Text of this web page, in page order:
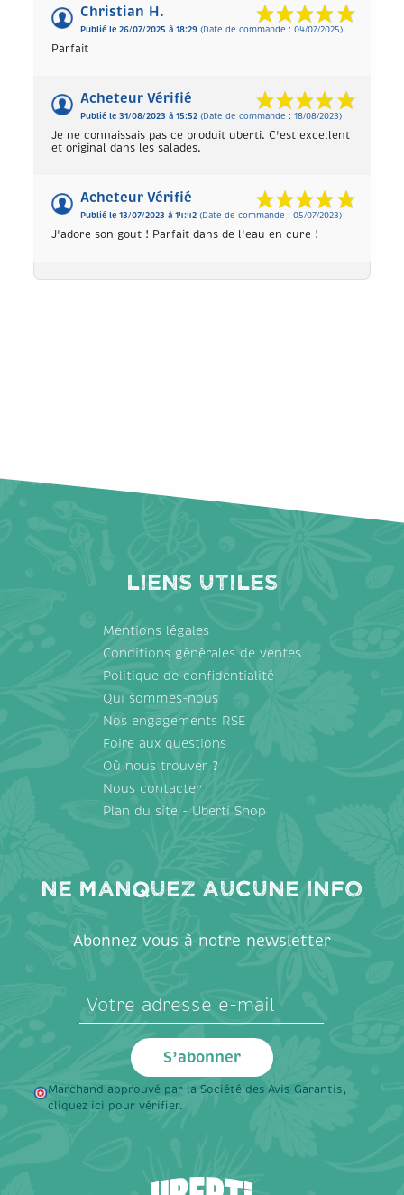
Christian H.
Publié le 26/07/2025 à 18:29 (Date de commande : 04/07/2025)
Parfait
Acheteur Vérifié
Publié le 31/08/2023 à 15:52 (Date de commande : 18/08/2023)
Je ne connaissais pas ce produit uberti. C'est excellent
et original dans les salades.
Acheteur Vérifié
Publié le 13/07/2023 à 14:42 (Date de commande : 05/07/2023)
J'adore son gout ! Parfait dans de l'eau en cure !
Liens utiles
Mentions légales
Conditions générales de ventes
Politique de confidentialité
Qui sommes-nous
Nos engagements RSE
Foire aux questions
Où nous trouver ?
Nous contacter
Plan du site - Uberti Shop
Ne manquez aucune info
Abonnez vous à notre newsletter
Marchand approuvé par la Société des Avis Garantis,
cliquez ici pour vérifier.